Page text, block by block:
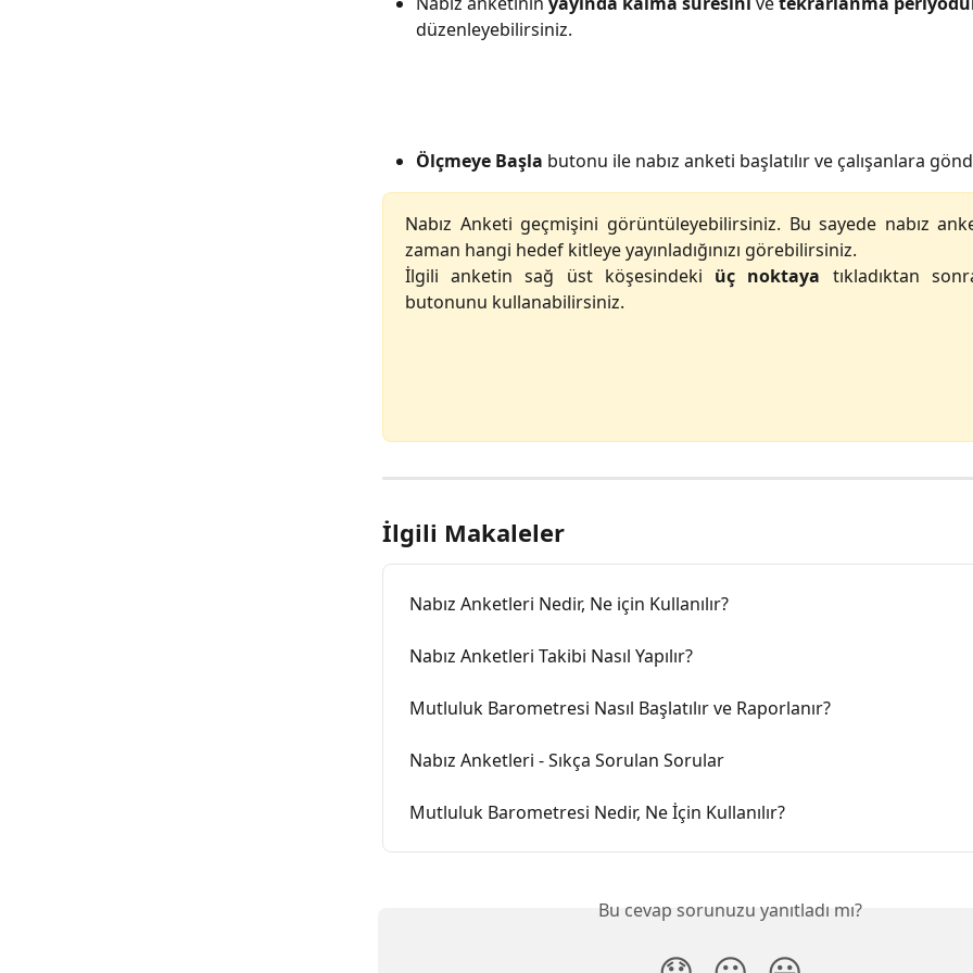
düzenleyebilirsiniz.
Ölçmeye Başla butonu ile nabız anketi başlatılır ve çalışanlara
Nabız Anketi geçmişini görüntüleyebilirsiniz. Bu sayede nabız
zaman hangi hedef kitleye yayınladığınızı görebilirsiniz.
İlgili anketin sağ üst köşesindeki üç noktaya tıkladıktan
butonunu kullanabilirsiniz.
İlgili Makaleler
Nabız Anketleri Nedir, Ne için Kullanılır?
Nabız Anketleri Takibi Nasıl Yapılır?
Mutluluk Barometresi Nasıl Başlatılır ve Raporlanır?
Nabız Anketleri - Sıkça Sorulan Sorular
Mutluluk Barometresi Nedir, Ne İçin Kullanılır?
Bu cevap sorunuzu yanıtladı mı?